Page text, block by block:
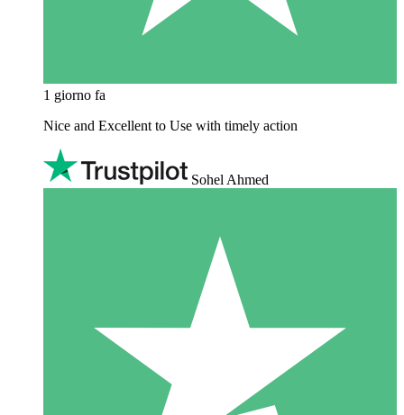
1 giorno fa
Nice and Excellent to Use with timely action
Sohel Ahmed